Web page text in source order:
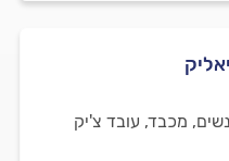
מכבד, עובד צ'יק